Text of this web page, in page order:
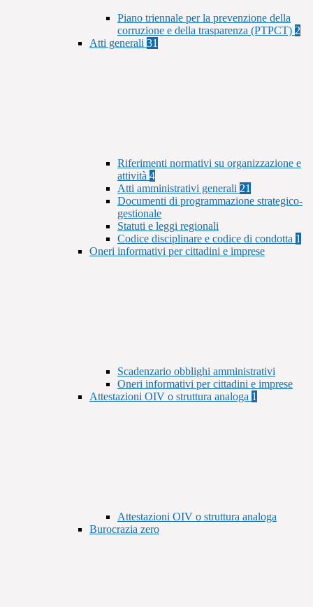
Piano triennale per la prevenzione della
corruzione e della trasparenza (PTPCT) 2
Atti generali 31
Riferimenti normativi su organizzazione e
attività 4
Atti amministrativi generali 21
Documenti di programmazione strategico-
gestionale
Statuti e leggi regionali
Codice disciplinare e codice di condotta 1
Oneri informativi per cittadini e imprese
Scadenzario obblighi amministrativi
Oneri informativi per cittadini e imprese
Attestazioni OIV o struttura analoga 1
Attestazioni OIV o struttura analoga
Burocrazia zero